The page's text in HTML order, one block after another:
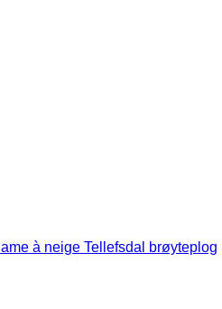
lame à neige Tellefsdal brøyteplog